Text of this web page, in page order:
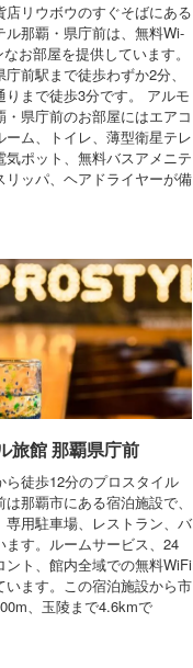
店リウボウのすぐそばにある
ル那覇・県庁前は、無料Wi-
お部屋を提供しています。
前駅まで徒歩わずか2分、
りまで徒歩3分です。 アルモ
・県庁前のお部屋にはエアコ
ーム、トイレ、薄型衛星テレ
気ポット、無料バスアメニテ
リッパ、ヘアドライヤーが備
旅館 那覇県庁前
ら徒歩12分のプロスタイル
那覇市にある宿泊施設で、
専用駐車場、レストラン、バ
ます。ルームサービス、24
ント、館内全域での無料WiFi
います。この宿泊施設から市
、玉陵まで4.6kmで